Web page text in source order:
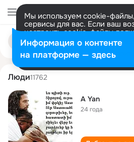
Мы используем cookie-
сервисы для вас. Если ваш
настроить cookie-файлы
представитель. Больше
Разрешить все Настроить
Поиск
людям
aa yan
Люди11762
A Yan
24 года
Информация о контенте
на платформе — здесь